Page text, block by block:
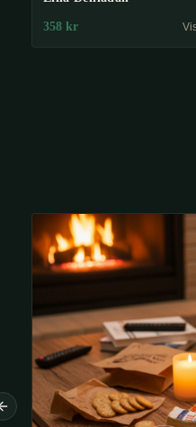
358 kr
Previous slide